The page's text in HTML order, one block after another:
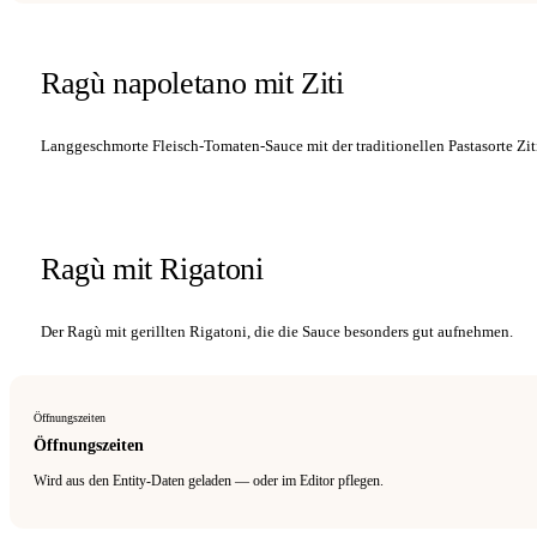
Ragù napoletano mit Ziti
Langgeschmorte Fleisch-Tomaten-Sauce mit der traditionellen Pastasorte
Ragù mit Rigatoni
Der Ragù mit gerillten Rigatoni, die die Sauce besonders gut aufnehmen.
Öffnungszeiten
Öffnungszeiten
Wird aus den Entity-Daten geladen — oder im Editor pflegen.